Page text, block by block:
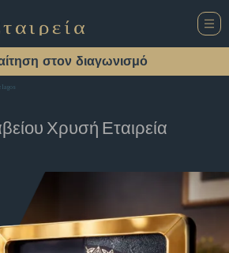
στον διαγωνισμό
Χρυσή Εταιρεία